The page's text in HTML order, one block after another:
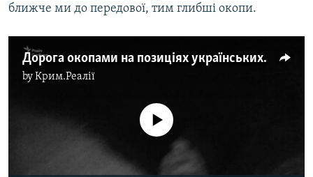
ближче ми до передової, тим глибші окопи.
Дорога окопами на позиціях українських військових під Попасною
byКрим.Реалії
No media source currently available